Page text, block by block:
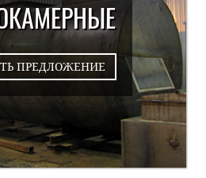
ПРЕДЛОЖЕНИЕ